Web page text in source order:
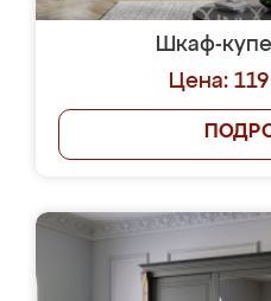
Шкаф-
Цена: